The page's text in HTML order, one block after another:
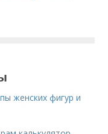
женских фигур и